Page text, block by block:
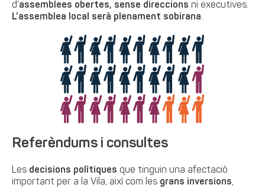
d’assemblees obertes, sense direccions ni executives.
L’assemblea local serà plenament sobirana.
Referèndums i consultes
Les decisions polítiques que tinguin una afectació
important per a la Vila, així com les grans inversions,